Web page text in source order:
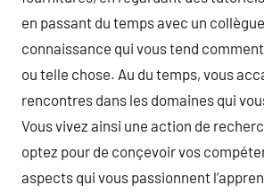
en passant du temps avec un
connaissance qui vous tend
ou telle chose. Au du temps, vous
rencontres dans les domaines qui
Vous vivez ainsi une action de
optez pour de conçevoir vos
aspects qui vous passionnent